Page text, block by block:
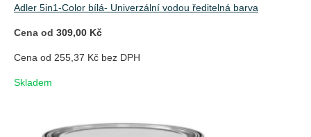
Adler 5in1-Color bílá- Univerzální vodou ředitelná barva
Cena od 309,00 Kč
Cena od 255,37 Kč bez DPH
Skladem